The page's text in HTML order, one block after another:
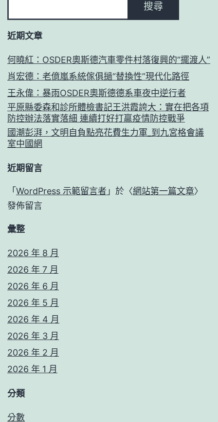
搜尋
近期文章
何曉紅：OSDER奧斯德汽車零件村落復興的“擺渡人”
肖宏德：老億嵐系統傢俱撾“替換性”現代化路徑
王永偉：暴雨OSDER奧斯德德系車夜中逆行者
平原縣委森和診所體檢書記王洪霞誇大：實在把各項
防控辦法落實落細 連續打好打贏疫情防控戰爭
國潮彭湃，文明自負點亮花費生力軍_到九宮格會議
室中國網
近期留言
「 WordPress 示範留言者 」於〈網站第一篇文章〉
發佈留言
彙整
2026 年 8 月
2026 年 7 月
2026 年 6 月
2026 年 5 月
2026 年 4 月
2026 年 3 月
2026 年 2 月
2026 年 1 月
分類
分數